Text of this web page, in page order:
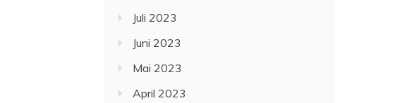
Juli 2023
Juni 2023
Mai 2023
April 2023